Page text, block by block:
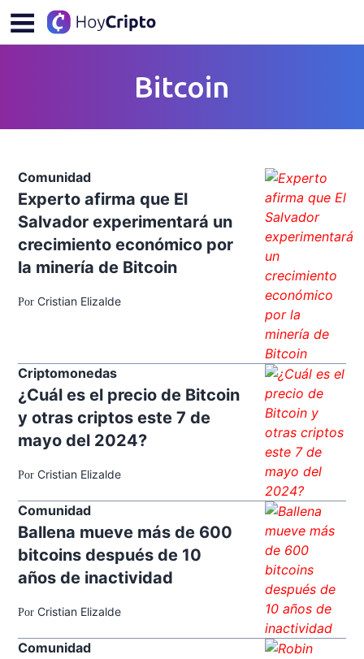
Bitcoin
Comunidad
Experto afirma que El
Salvador experimentará un
crecimiento económico por
la minería de Bitcoin
Por Cristian Elizalde
Criptomonedas
¿Cuál es el precio de Bitcoin
y otras criptos este 7 de
mayo del 2024?
Por Cristian Elizalde
Comunidad
Ballena mueve más de 600
bitcoins después de 10
años de inactividad
Por Cristian Elizalde
Comunidad